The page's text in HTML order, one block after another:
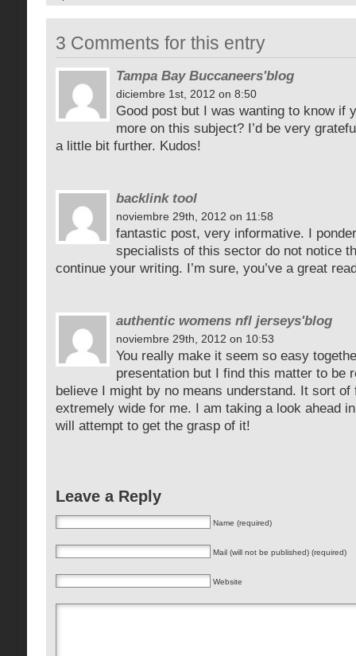
3 Comments for this entry
Tampa Bay Buccaneers'blog
diciembre 1st, 2012 on 8:50
Good post but I was wanting to know if
more on this subject? I’d be very
a little bit further. Kudos!
backlink tool
noviembre 29th, 2012 on 11:58
fantastic post, very informative. I
specialists of this sector do not notice
continue your writing. I’m sure, you’ve a great
authentic womens nfl jerseys'blog
noviembre 29th, 2012 on 10:53
You really make it seem so easy
presentation but I find this matter to be
believe I might by no means understand. It sort
extremely wide for me. I am taking a look ahead
will attempt to get the grasp of it!
Leave a Reply
Name (required)
Mail (will not be published) (required)
Website